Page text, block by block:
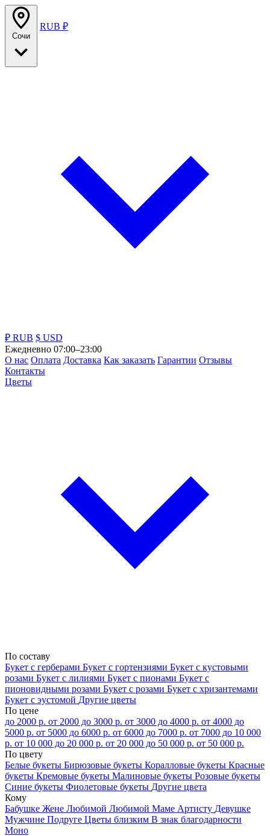
Сочи
RUB ₽
₽ RUB $ USD
Ежедневно 07:00–23:00
О нас Оплата Доставка Как заказать Гарантии Отзывы
Контакты
Цветы
По составу
Букет с герберами Букет с гортензиями Букет с кустовыми
розами Букет с лилиями Букет с пионами Букет с
пионовидными розами Букет с розами Букет с хризантемами
Букет с эустомой Другие цветы
По цене
до 2000 р. от 2000 до 3000 р. от 3000 до 4000 р. от 4000 до
5000 р. от 5000 до 6000 р. от 6000 до 7000 р. от 7000 до 10 000
р. от 10 000 до 20 000 р. от 20 000 до 50 000 р. от 50 000 р.
По цвету
Белые букеты Бирюзовые букеты Коралловые букеты Красные
букеты Кремовые букеты Малиновые букеты Розовые букеты
Синие букеты Фиолетовые букеты Другие цвета
Кому
Бабушке Жене Любимой Любимой Маме Артисту Девушке
Мужчине Подруге Цветы близким В знак благодарности
Моно